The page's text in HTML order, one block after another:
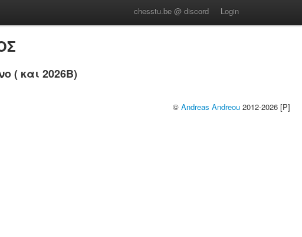
chesstu.be @ discord Login
( και 2026B)
© Andreas Andreou 2012-2026 [P]